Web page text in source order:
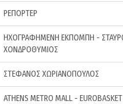
ΡΕΠΟΡΤΕΡ
ΗΧΟΓΡΑΦΗΜΕΝΗ ΕΚΠΟΜΠΗ -
ΧΟΝΔΡΟΘΥΜΙΟΣ
ΣΤΕΦΑΝΟΣ ΧΩΡΙΑΝΟΠΟΥΛΟΣ
ATHENS METRO MALL -